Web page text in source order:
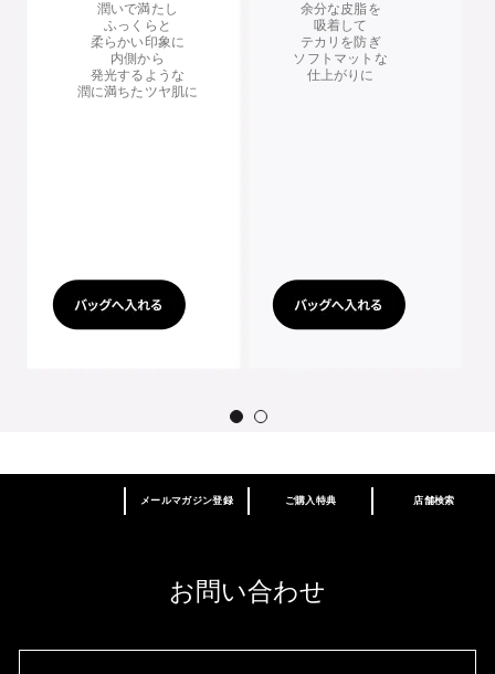
潤いで満たし
ふっくらと
柔らかい印象に
内側から
発光するような
潤に満ちたツヤ肌に
余分な皮脂を
吸着して
テカリを防ぎ
ソフトマットな
仕上がりに
あなたはM･A･Cラバー ロイヤリティ プログ
登録後の初回購入時に10%OFF
メールマガジン登録 ご購入特典 店舗検索
お問い合わせ